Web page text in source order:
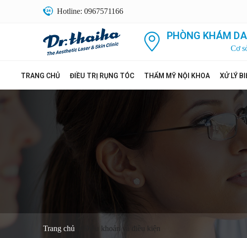
Hotline: 0967571166
PHÒNG KHÁM
Cơ
TRANG CHỦ ĐIỀU TRỊ RỤNG TÓC THẨM MỸ NỘI KHOA XỬ LÝ
Trang chủ Điều khoản và điều kiện